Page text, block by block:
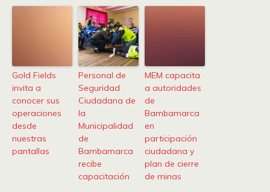
Gold Fields
invita a
conocer sus
operaciones
desde
nuestras
pantallas
Personal de
Seguridad
Ciudadana de
la
Municipalidad
de
Bambamarca
recibe
capacitación
MEM capacita
a autoridades
de
Bambamarca
en
participación
ciudadana y
plan de cierre
de minas